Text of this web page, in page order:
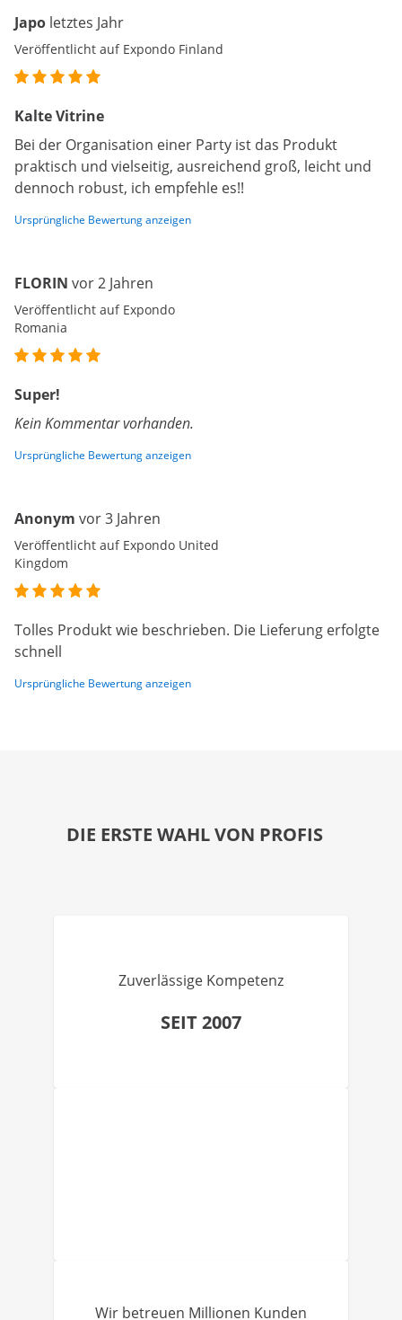
Japo letztes Jahr
Veröffentlicht auf Expondo Finland
Kalte Vitrine
Bei der Organisation einer Party ist das Produkt
praktisch und vielseitig, ausreichend groß, leicht und
dennoch robust, ich empfehle es!!
Ursprüngliche Bewertung anzeigen
FLORIN vor 2 Jahren
Veröffentlicht auf Expondo
Romania
Super!
Kein Kommentar vorhanden.
Ursprüngliche Bewertung anzeigen
Anonym vor 3 Jahren
Veröffentlicht auf Expondo United
Kingdom
Tolles Produkt wie beschrieben. Die Lieferung erfolgte
schnell
Ursprüngliche Bewertung anzeigen
DIE ERSTE WAHL VON PROFIS
Zuverlässige Kompetenz
SEIT 2007
Wir betreuen Millionen Kunden